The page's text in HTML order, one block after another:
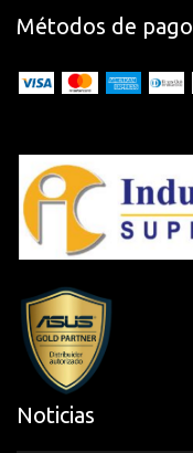
Métodos de pago
Noticias